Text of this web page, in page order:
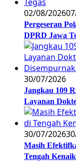
02/08/2026
Pergeseran
DPRD Jawa
30/07/2026
Jangkau 109
Layanan
30/07/2026
Masih
Tengah